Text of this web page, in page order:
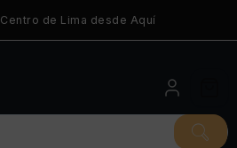
de Lima desde Aquí